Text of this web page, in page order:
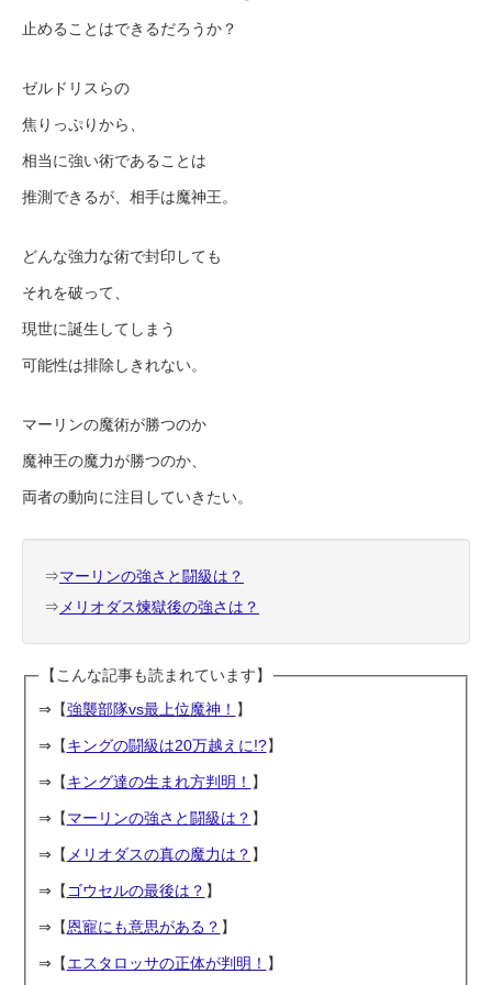
止めることはできるだろうか？
ゼルドリスらの
焦りっぷりから、
相当に強い術であることは
推測できるが、相手は魔神王。
どんな強力な術で封印しても
それを破って、
現世に誕生してしまう
可能性は排除しきれない。
マーリンの魔術が勝つのか
魔神王の魔力が勝つのか、
両者の動向に注目していきたい。
⇒マーリンの強さと闘級は？
⇒ メリオダス煉獄後の強さは？
【こんな記事も読まれています】
⇒【強襲部隊vs最上位魔神！ 】
⇒【キングの闘級は20万越えに!?】
⇒【キング達の生まれ方判明！ 】
⇒【マーリンの強さと闘級は？ 】
⇒【 メリオダスの真の魔力は？ 】
⇒【 ゴウセルの最後は？ 】
⇒【恩寵にも意思がある？ 】
⇒【エスタロッサの正体が判明！ 】